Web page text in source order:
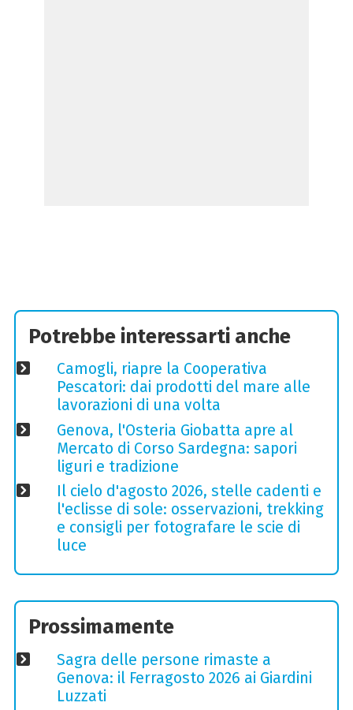
Potrebbe interessarti anche
Camogli, riapre la Cooperativa
Pescatori: dai prodotti del mare alle
lavorazioni di una volta
Genova, l'Osteria Giobatta apre al
Mercato di Corso Sardegna: sapori
liguri e tradizione
Il cielo d'agosto 2026, stelle cadenti e
l'eclisse di sole: osservazioni, trekking
e consigli per fotografare le scie di
luce
Prossimamente
Sagra delle persone rimaste a
Genova: il Ferragosto 2026 ai Giardini
Luzzati